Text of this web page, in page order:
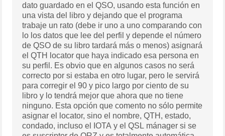
dato guardado en el QSO, usando esta función en
una vista del libro y dejando que el programa
trabaje un rato (debe ir uno a uno comparando con
lo los datos que lee del perfil y depende el número
de QSO de su libro tardará más o menos) asignará
el QTH locator que haya indicado esa persona en
su perfil. Es obvio que en algunos casos no será
correcto por si estaba en otro lugar, pero le servirá
para corregir el 90 y pico largo por ciento de su
libro y lo tendrá mejor que ahora que no tiene
ninguno. Esta opción que comento no sólo permite
asignar el locator, sino el nombre, QTH, estado,
condado, incluso el IOTA y el QSL mánager si se